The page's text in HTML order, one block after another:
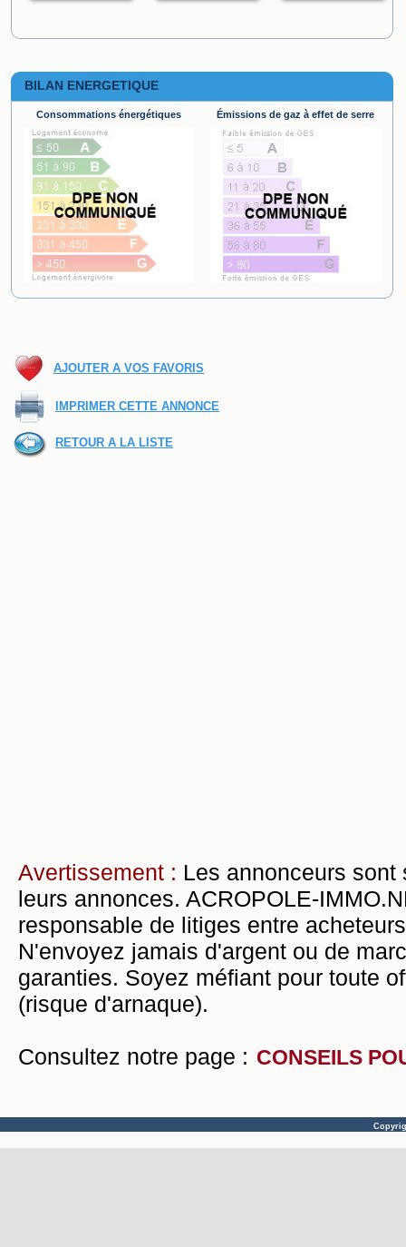
BILAN ENERGETIQUE
Consommations énergétiques Émissions de gaz à effet de serre
AJOUTER A VOS FAVORIS
IMPRIMER CETTE ANNONCE
RETOUR A LA LISTE
Avertissement : Les annonceurs
leurs annonces. ACROPOLE-
responsable de litiges entre
N'envoyez jamais d'argent ou de
garanties. Soyez méfiant pour toute
(risque d'arnaque).
Consultez notre page : CONSEILS